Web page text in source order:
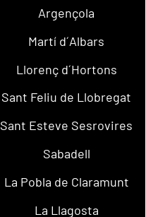
Argençola
Martí d´Albars
Llorenç d´Hortons
Sant Feliu de Llobregat
Sant Esteve Sesrovires
Sabadell
La Pobla de Claramunt
La Llagosta